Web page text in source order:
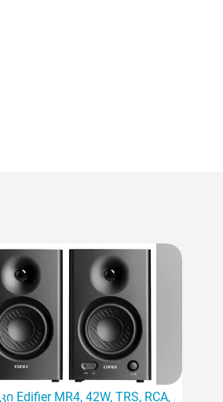
ეძებს მძლავრ და მრავალფუნქციურ
Edifier MR4, 42W, TRS, RCA, AUX,